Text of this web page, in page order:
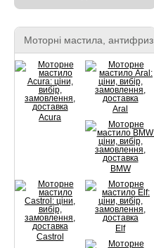
Моторні мастила, антифриз
Acura
Aral
BMW
Castrol
Elf